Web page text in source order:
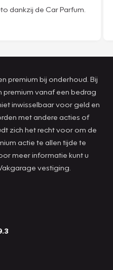
dankzij de Car Parfum.
premium bij onderhoud. Bij
premium vanaf een bedrag
inwisselbaar voor geld en
met andere acties of
zich het recht voor om de
actie te allen tijde te
meer informatie kunt u
vestiging.